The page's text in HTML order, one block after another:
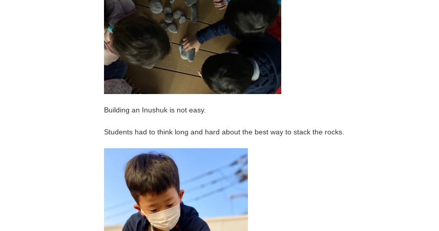
Building an Inushuk is not easy.
Students had to think long and hard about the best way to stack the rocks.